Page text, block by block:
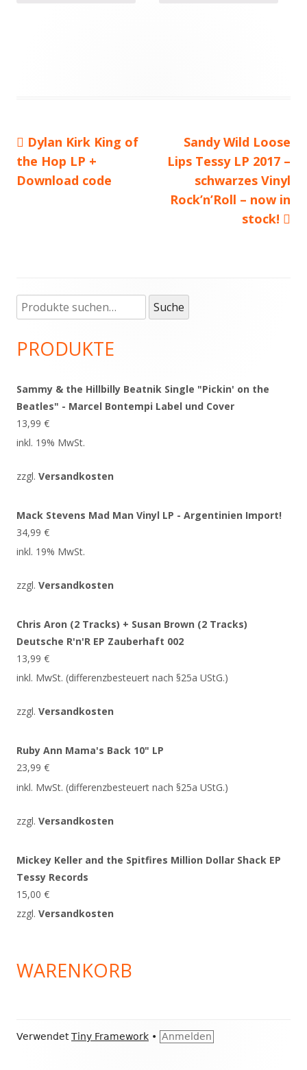
Beitragsnavigation
Vorheriger
Beitrag:
Dylan Kirk King of
the Hop LP +
Download code
Nächster
Beitrag
Sandy Wild Loose
Lips Tessy LP 2017 –
schwarzes Vinyl
Rock’n’Roll – now in
stock!
Haupt-
Seitenleiste
Suche
nach:
Suche
PRODUKTE
Sammy & the Hillbilly Beatnik Single "Pickin' on the
Beatles" - Marcel Bontempi Label und Cover
13,99 €
inkl. 19% MwSt.
zzgl. Versandkosten
Mack Stevens Mad Man Vinyl LP - Argentinien Import!
34,99 €
inkl. 19% MwSt.
zzgl. Versandkosten
Chris Aron (2 Tracks) + Susan Brown (2 Tracks)
Deutsche R'n'R EP Zauberhaft 002
13,99 €
inkl. MwSt. (differenzbesteuert nach §25a UStG.)
zzgl. Versandkosten
Ruby Ann Mama's Back 10" LP
23,99 €
inkl. MwSt. (differenzbesteuert nach §25a UStG.)
zzgl. Versandkosten
Mickey Keller and the Spitfires Million Dollar Shack EP
Tessy Records
15,00 €
zzgl. Versandkosten
WARENKORB
Footer
VerwendetTiny Framework • Anmelden